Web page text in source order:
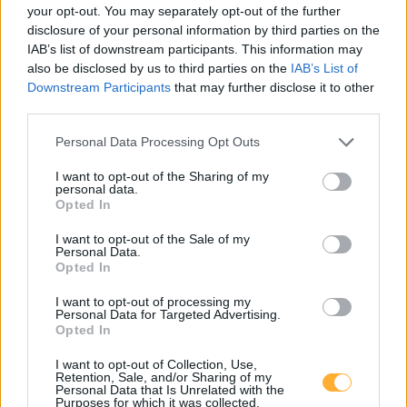
your opt-out. You may separately opt-out of the further
disclosure of your personal information by third parties on the
IAB’s list of downstream participants. This information may
also be disclosed by us to third parties on the IAB’s List of
Downstream Participants that may further disclose it to other
Personal Data Processing Opt Outs
I want to opt-out of the Sharing of my
personal data.
Opted In
I want to opt-out of the Sale of my
Personal Data.
Opted In
I want to opt-out of processing my
Personal Data for Targeted Advertising.
Opted In
I want to opt-out of Collection, Use,
Retention, Sale, and/or Sharing of my
Personal Data that Is Unrelated with the
Purposes for which it was collected.
0,44€/kWh
13,5
Ladestation SLC 03
Veldner Straße 53
13,5
Ladestation SLC 04
Veldner Straße 53
0,44
13,5
Ladestation SLC 05
Veldner Straße 53
0,44
Ladestation SLC 06
Veldner Straße 53
0,44
Ladestation SLC 10
Veldner Straße 53
0,44
Ladestation SLC 11
Veldner Straße 53